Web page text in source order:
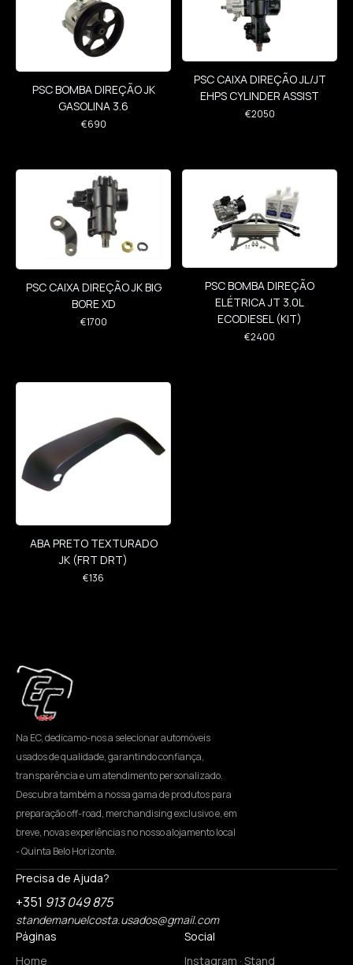
PSC BOMBA DIREÇÃO JK
GASOLINA 3.6
€690
PSC CAIXA DIREÇÃO JL/JT
EHPS CYLINDER ASSIST
€2050
PSC CAIXA DIREÇÃO JK BIG
BORE XD
€1700
PSC BOMBA DIREÇÃO
ELÉTRICA JT 3.0L
ECODIESEL (KIT)
€2400
ABA PRETO TEXTURADO
JK (FRT DRT)
€136
Na EC, dedicamo-nos a selecionar automóveis
usados de qualidade, garantindo confiança,
transparência e um atendimento personalizado.
Descubra também a nossa gama de produtos para
preparação off-road, merchandising exclusivo e, em
breve, novas experiências no nosso alojamento local
- Quinta Belo Horizonte.
Precisa de Ajuda?
+351 913 049 875
standemanuelcosta.usados@gmail.com
Páginas
Home
Social
Instagram · Stand